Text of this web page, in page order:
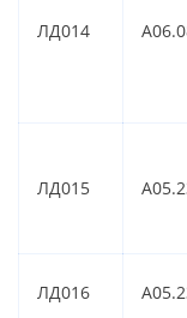
ЛД014
ЛД015
ЛД016